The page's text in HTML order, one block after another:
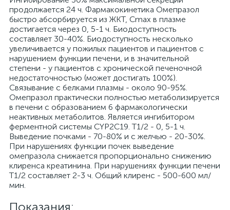
продолжается 24 ч. Фармакокинетика Омепразол
быстро абсорбируется из ЖКТ, Cmax в плазме
достигается через 0, 5-1 ч. Биодоступность
составляет 30-40%. Биодоступность несколько
увеличивается у пожилых пациентов и пациентов с
нарушением функции печени, и в значительной
степени - у пациентов с хронической печеночной
недостаточностью (может достигать 100%).
Связывание с белками плазмы - около 90-95%.
Омепразол практически полностью метаболизируется
в печени с образованием 6 фармакологически
неактивных метаболитов. Является ингибитором
ферментной системы CYP2C19. T1/2 - 0, 5-1 ч.
Выведение почками - 70-80% и с желчью - 20-30%.
При нарушениях функции почек выведение
омепразола снижается пропорционально снижению
клиренса креатинина. При нарушениях функции печени
T1/2 составляет 2-3 ч. Общий клиренс - 500-600 мл/
мин.
Показания: